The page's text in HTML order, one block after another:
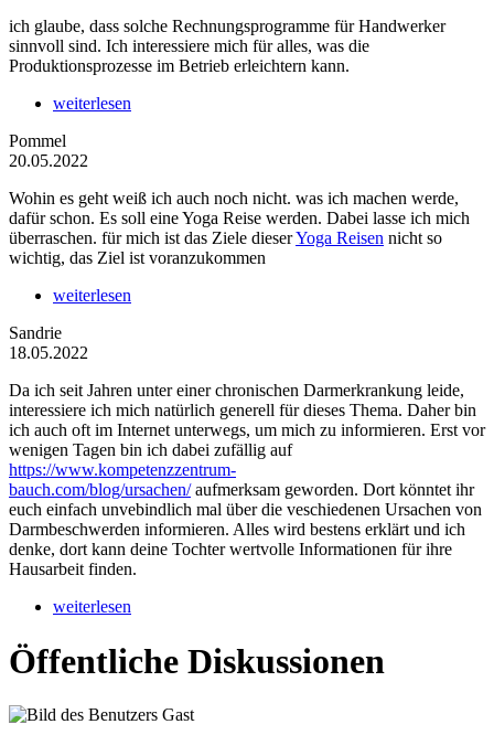
ich glaube, dass solche Rechnungsprogramme für Handwerker
sinnvoll sind. Ich interessiere mich für alles, was die
Produktionsprozesse im Betrieb erleichtern kann.
weiterlesen
Pommel
20.05.2022
Wohin es geht weiß ich auch noch nicht. was ich machen werde,
dafür schon. Es soll eine Yoga Reise werden. Dabei lasse ich mich
überraschen. für mich ist das Ziele dieserYoga Reisen nicht so
wichtig, das Ziel ist voranzukommen
weiterlesen
Sandrie
18.05.2022
Da ich seit Jahren unter einer chronischen Darmerkrankung leide,
interessiere ich mich natürlich generell für dieses Thema. Daher bin
ich auch oft im Internet unterwegs, um mich zu informieren. Erst vor
wenigen Tagen bin ich dabei zufällig auf
https://www.kompetenzzentrum-
bauch.com/blog/ursachen/aufmerksam geworden. Dort könntet ihr
euch einfach unvebindlich mal über die veschiedenen Ursachen von
Darmbeschwerden informieren. Alles wird bestens erklärt und ich
denke, dort kann deine Tochter wertvolle Informationen für ihre
Hausarbeit finden.
weiterlesen
Öffentliche Diskussionen